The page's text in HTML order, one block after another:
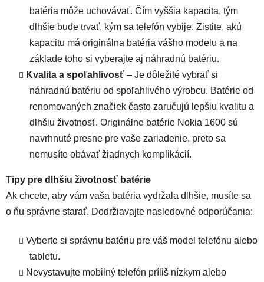
batéria môže uchovávať. Čím vyššia kapacita, tým
dlhšie bude trvať, kým sa telefón vybije. Zistite, akú
kapacitu má originálna batéria vášho modelu a na
základe toho si vyberajte aj náhradnú batériu.
Kvalita a spoľahlivosť – Je dôležité vybrať si
náhradnú batériu od spoľahlivého výrobcu. Batérie od
renomovaných značiek často zaručujú lepšiu kvalitu a
dlhšiu životnosť. Originálne batérie Nokia 1600 sú
navrhnuté presne pre vaše zariadenie, preto sa
nemusíte obávať žiadnych komplikácií.
Tipy pre dlhšiu životnosť batérie
Ak chcete, aby vám vaša batéria vydržala dlhšie, musíte sa
o ňu správne starať. Dodržiavajte nasledovné odporúčania:
Vyberte si správnu batériu pre váš model telefónu alebo
tabletu.
Nevystavujte mobilný telefón príliš nízkym alebo